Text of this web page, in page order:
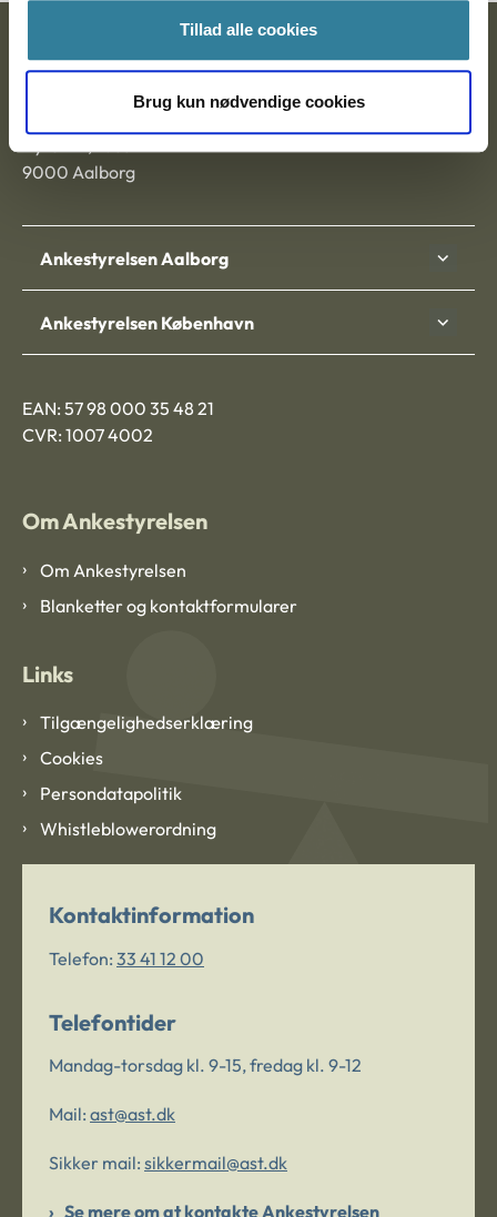
Tillad alle cookies
Brug kun nødvendige cookies
Ankestyrelsen
Nytorv 7, 2. sal
9000 Aalborg
Ankestyrelsen Aalborg
Ankestyrelsen København
EAN: 57 98 000 35 48 21
CVR: 1007 4002
Om Ankestyrelsen
Om Ankestyrelsen
Blanketter og kontaktformularer
Links
Tilgængelighedserklæring
Cookies
Persondatapolitik
Whistleblowerordning
Kontaktinformation
Telefon: 33 41 12 00
Telefontider
Mandag-torsdag kl. 9-15, fredag kl. 9-12
Mail: ast@ast.dk
Sikker mail: sikkermail@ast.dk
Se mere om at kontakte Ankestyrelsen